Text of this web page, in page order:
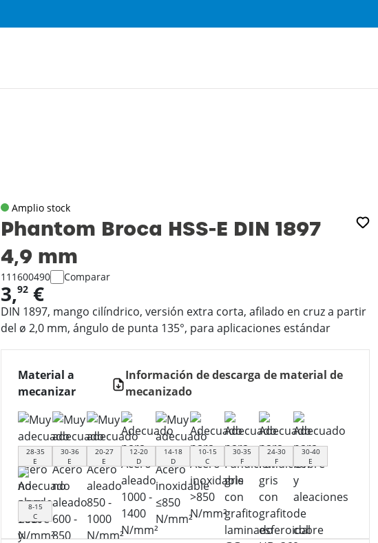
Amplio stock
Phantom Broca HSS-E DIN 1897
4‚9 mm
111600490 Comparar
3,92 €
DIN 1897, mango cilíndrico, versión extra corta, afilado en cruz a partir
del ø 2,0 mm, ángulo de punta 135°, para aplicaciones estándar
Material a
mecanizar
Información de descarga de material de
mecanizado
28-35
E
30-36
E
20-27
E
12-20
D
14-18
D
10-15
C
30-35
F
24-30
F
30-40
E
8-15
C